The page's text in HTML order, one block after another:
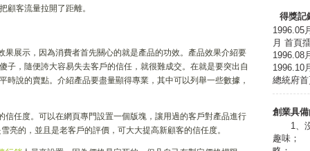
顧客流量拉開了距離。
展示，因為消費者首先關心的就是產品的功效。產品效果介紹要
子，隨便誇大容易失去客戶的信任，就很難成交。在就是要突出自
時說的賣點。介紹產品要盡量顯得專業，其中可以列舉一些數據，
任度。可以在網頁專門設置一個版塊，讓用過的客戶對產品進行
的，並且是老客戶的評價，可大大提高新顧客的信任度。
得獎記
1996.05
月 首頁
1996.08
1996.10
總統府
創業具
1、沒
趣味；